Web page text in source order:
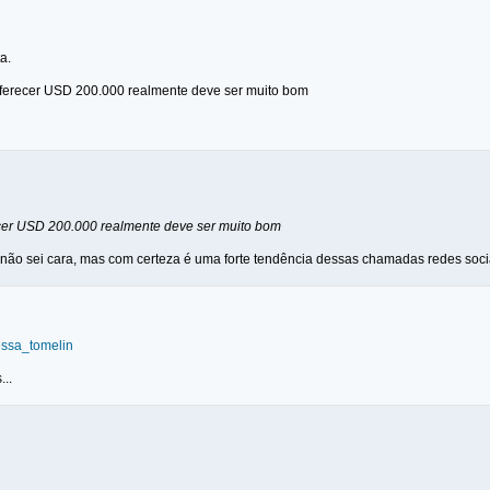
USD 200.000 realmente deve ser muito bom
USD 200.000 realmente deve ser muito bom
sei cara, mas com certeza é uma forte tendência dessas chamadas redes